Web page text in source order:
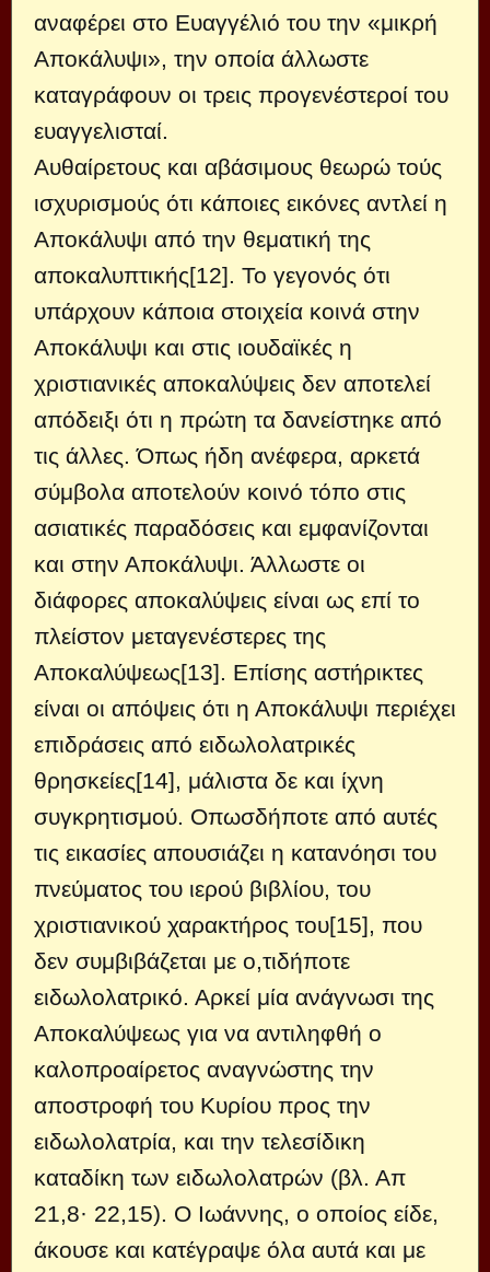
αναφέρει στο Ευαγγέλιό του την «μικρή
Αποκάλυψι», την οποία άλλωστε
καταγράφουν οι τρεις προγενέστεροί του
ευαγγελισταί.
Αυθαίρετους και αβάσιμους θεωρώ τούς
ισχυρισμούς ότι κάποιες εικόνες αντλεί η
Αποκάλυψι από την θεματική της
αποκαλυπτικής[12]. Το γεγονός ότι
υπάρχουν κάποια στοιχεία κοινά στην
Αποκάλυψι και στις ιουδαϊκές η
χριστιανικές αποκαλύψεις δεν αποτελεί
απόδειξι ότι η πρώτη τα δανείστηκε από
τις άλλες. Όπως ήδη ανέφερα, αρκετά
σύμβολα αποτελούν κοινό τόπο στις
ασιατικές παραδόσεις και εμφανίζονται
και στην Αποκάλυψι. Άλλωστε οι
διάφορες αποκαλύψεις είναι ως επί το
πλείστον μεταγενέστερες της
Αποκαλύψεως[13]. Επίσης αστήρικτες
είναι οι απόψεις ότι η Αποκάλυψι περιέχει
επιδράσεις από ειδωλολατρικές
θρησκείες[14], μάλιστα δε και ίχνη
συγκρητισμού. Οπωσδήποτε από αυτές
τις εικασίες απουσιάζει η κατανόησι του
πνεύματος του ιερού βιβλίου, του
χριστιανικού χαρακτήρος του[15], που
δεν συμβιβάζεται με ο,τιδήποτε
ειδωλολατρικό. Αρκεί μία ανάγνωσι της
Αποκαλύψεως για να αντιληφθή ο
καλοπροαίρετος αναγνώστης την
αποστροφή του Κυρίου προς την
ειδωλολατρία, και την τελεσίδικη
καταδίκη των ειδωλολατρών (βλ. Απ
21,8· 22,15). Ο Ιωάννης, ο οποίος είδε,
άκουσε και κατέγραψε όλα αυτά και με